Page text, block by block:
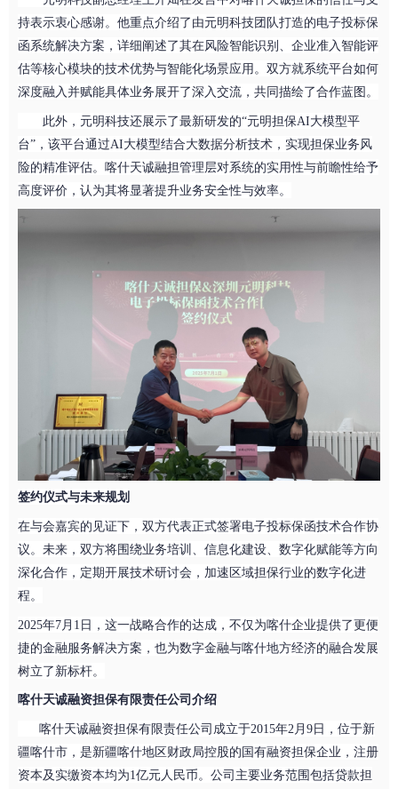
持表示衷心感谢。他重点介绍了由元明科技团队打造的电子投标保
函系统解决方案，详细阐述了其在风险智能识别、企业准入智能评
估等核心模块的技术优势与智能化场景应用。双方就系统平台如何
深度融入并赋能具体业务展开了深入交流，共同描绘了合作蓝图。
此外，元明科技还展示了最新研发的“元明担保AI大模型平
台”，该平台通过AI大模型结合大数据分析技术，实现担保业务风
险的精准评估。喀什天诚融担管理层对系统的实用性与前瞻性给予
高度评价，认为其将显著提升业务安全性与效率。
签约仪式与未来规划
在与会嘉宾的见证下，双方代表正式签署电子投标保函技术合作协
议。未来，双方将围绕业务培训、信息化建设、数字化赋能等方向
深化合作，定期开展技术研讨会，加速区域担保行业的数字化进
程。
2025年7月 1 日，这一战略合作的达成，不仅为喀什企业提供了更便
捷的金融服务解决方案，也为数字金融与喀什地方经济的融合发展
树立了新标杆。
喀什天诚融资担保有限责任公司介绍
喀什天诚融资担保有限责任公司成立于2015年2月9日，位于新
疆喀什市，是新疆喀什地区财政局控股的国有融资担保企业，注册
资本及实缴资本均为1亿元人民币。公司主要业务范围包括贷款担